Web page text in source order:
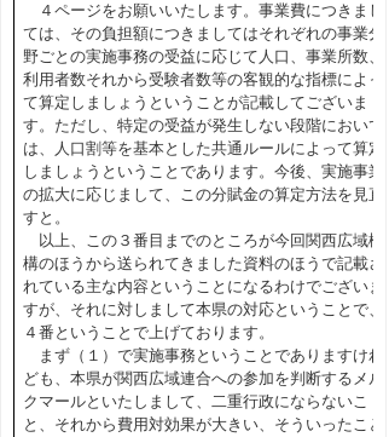
４ページをお願いいたします。事業費につきまし
ては、その負担額につきましてはそれぞれの事業分
野ごとの実施事務の受益に応じて人口、事業所数、
利用者数それから受験者数等の客観的な指標によっ
て算定しましょうということが記載してございま
す。ただし、特定の受益が発生しない段階において
は、人口割等を基本とした共通ルールによって算定
しましょうということであります。今後、実施事業
の拡大に応じまして、この分賦金の算定方法を見直
すと。
以上、この３番目までのところが今回関西広域機
構のほうから送られてきました資料のほうで記載さ
れている主な内容ということになるわけでございま
すが、それに対しまして本県の対応ということで、
４番ということで上げております。
まず（１）で実施事務ということでありますけれ
ども、本県が関西広域連合への参加を判断するメル
クマールといたしまして、二重行政にならないこ
と、それから費用対効果が大きい、そういったこと